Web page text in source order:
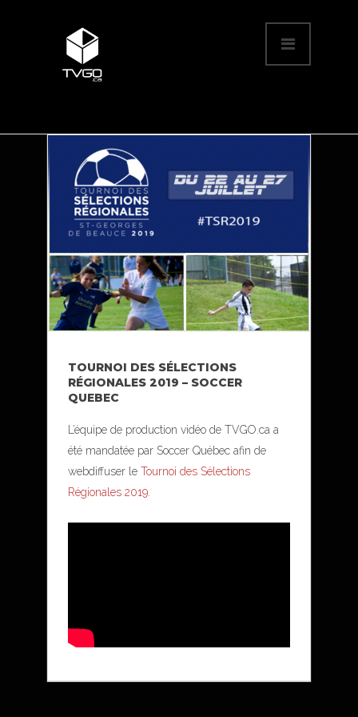
TOURNOI DES SÉLECTIONS
RÉGIONALES 2019 – SOCCER
QUEBEC
L’équipe de production vidéo de TVGO.ca a
été mandatée par Soccer Québec afin de
webdiffuser le Tournoi des Sélections
Régionales 2019.